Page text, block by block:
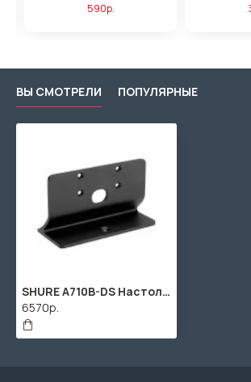
590р.
ВЫ СМОТРЕЛИ ПОПУЛЯРНЫЕ
SHURE A710B-DS Настольная подставка для линейного массива MXA710 цвет черный
6570р.